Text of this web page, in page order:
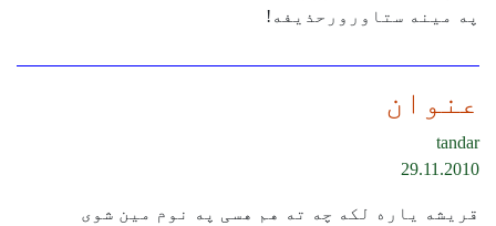
په مینه ستاورورحذيفه!
عنوان
tandar
29.11.2010
قریشه یاره لکه چه ته هم هسی په نوم مین شوی